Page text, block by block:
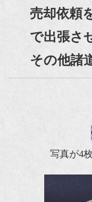
売却依頼
で出張さ
その他諸
写真が4